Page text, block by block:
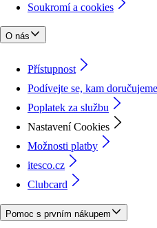
Soukromí a cookies
O nás
Přístupnost
Podívejte se, kam doručujeme
Poplatek za službu
Nastavení Cookies
Možnosti platby
itesco.cz
Clubcard
Pomoc s prvním nákupem